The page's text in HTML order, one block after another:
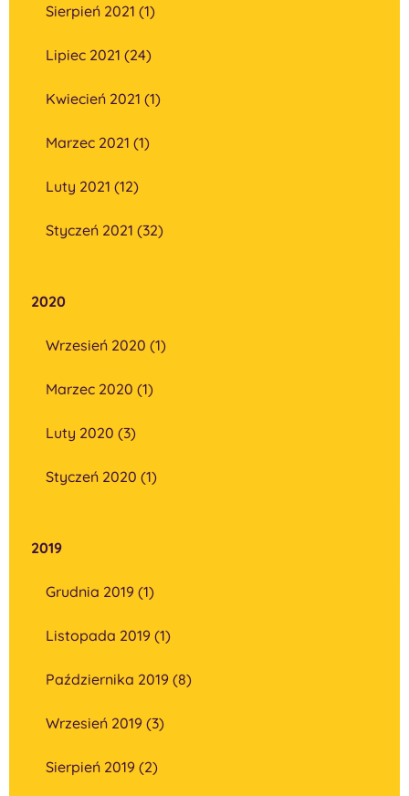
Sierpień 2021 (1)
Lipiec 2021 (24)
Kwiecień 2021 (1)
Marzec 2021 (1)
Luty 2021 (12)
Styczeń 2021 (32)
2020
Wrzesień 2020 (1)
Marzec 2020 (1)
Luty 2020 (3)
Styczeń 2020 (1)
2019
Grudnia 2019 (1)
Listopada 2019 (1)
Października 2019 (8)
Wrzesień 2019 (3)
Sierpień 2019 (2)